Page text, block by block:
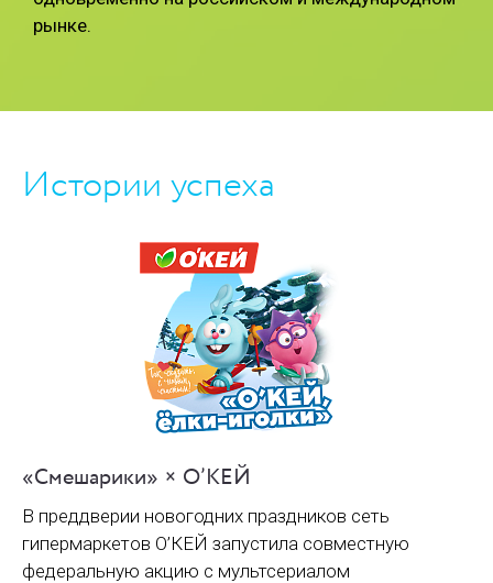
рынке.
Истории успеха
«Смешарики» × О’КЕЙ
В преддверии новогодних праздников сеть
гипермаркетов О’КЕЙ запустила совместную
федеральную акцию с мультсериалом